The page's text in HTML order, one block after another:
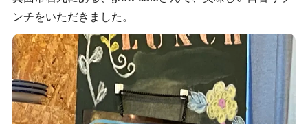
ンチをいただきました。